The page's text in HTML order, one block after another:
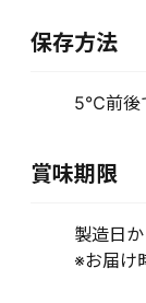
保存方法
5℃前後
賞味期限
製造日
※お届け